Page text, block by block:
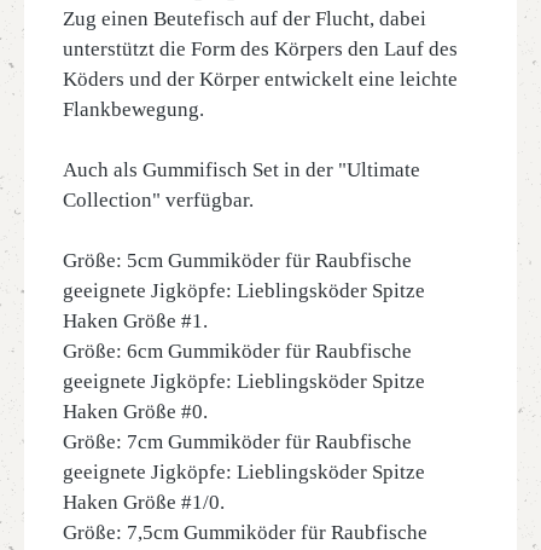
Zug einen Beutefisch auf der Flucht, dabei
unterstützt die Form des Körpers den Lauf des
Köders und der Körper entwickelt eine leichte
Flankbewegung.
Auch als Gummifisch Set in der "Ultimate
Collection" verfügbar.
Größe: 5cm Gummiköder für Raubfische
geeignete Jigköpfe: Lieblingsköder Spitze
Haken Größe #1.
Größe: 6cm Gummiköder für Raubfische
geeignete Jigköpfe: Lieblingsköder Spitze
Haken Größe #0.
Größe: 7cm Gummiköder für Raubfische
geeignete Jigköpfe: Lieblingsköder Spitze
Haken Größe #1/0.
Größe: 7,5cm Gummiköder für Raubfische